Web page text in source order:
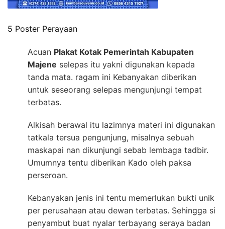
5 Poster Perayaan
Acuan Plakat Kotak Pemerintah Kabupaten
Majene selepas itu yakni digunakan kepada
tanda mata. ragam ini Kebanyakan diberikan
untuk seseorang selepas mengunjungi tempat
terbatas.
Alkisah berawal itu lazimnya materi ini digunakan
tatkala tersua pengunjung, misalnya sebuah
maskapai nan dikunjungi sebab lembaga tadbir.
Umumnya tentu diberikan Kado oleh paksa
perseroan.
Kebanyakan jenis ini tentu memerlukan bukti unik
per perusahaan atau dewan terbatas. Sehingga si
penyambut buat nyalar terbayang seraya badan